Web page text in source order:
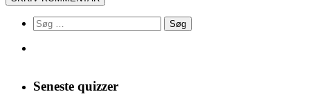
Søg
efter:
Seneste quizzer